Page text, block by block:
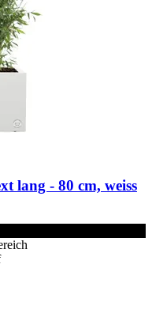
lang -​ 80 cm, weiss